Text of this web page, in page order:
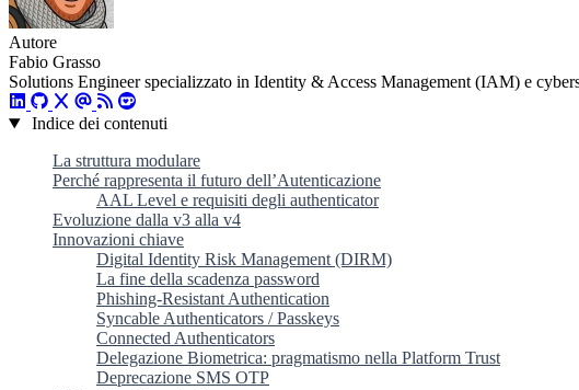
Autore
Fabio Grasso
Solutions Engineer specializzato in Identity & Access Management (IAM) e
Indice dei contenuti
La struttura modulare
Perché rappresenta il futuro dell’Autenticazione
AAL Level e requisiti degli authenticator
Evoluzione dalla v3 alla v4
Innovazioni chiave
Digital Identity Risk Management (DIRM)
La fine della scadenza password
Phishing-Resistant Authentication
Syncable Authenticators / Passkeys
Connected Authenticators
Delegazione Biometrica: pragmatismo nella Platform Trust
Deprecazione SMS OTP